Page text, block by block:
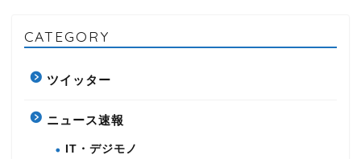
CATEGORY
ツイッター
ニュース速報
IT・デジモノ